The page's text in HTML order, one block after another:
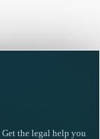
the legal help you